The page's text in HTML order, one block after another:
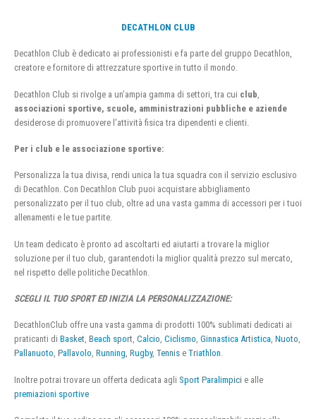
DECATHLON CLUB
Decathlon Club è dedicato ai professionisti e fa parte del gruppo Decathlon,
creatore e fornitore di attrezzature sportive in tutto il mondo.
Decathlon Club si rivolge a un’ampia gamma di settori, tra cui club
associazioni sportive, scuole, amministrazioni pubbliche e aziende
desiderose di promuovere l’attività fisica tra dipendenti e clienti.
Per i club e le associazione sportive:
Personalizza la tua divisa, rendi unica la tua squadra con il servizio esclusivo
di Decathlon. Con Decathlon Club puoi acquistare abbigliamento
personalizzato per il tuo club, oltre ad una vasta gamma di accessori per i tuoi
allenamenti e le tue partite.
Un team dedicato è pronto ad ascoltarti ed aiutarti a trovare la miglior
soluzione per il tuo club, garantendoti la miglior qualità prezzo sul mercato,
nel rispetto delle politiche Decathlon.
SCEGLI IL TUO SPORT ED INIZIA LA PERSONALIZZAZIONE:
DecathlonClub offre una vasta gamma di prodotti 100% sublimati dedicati ai
praticanti di Basket, Beach sport, Calcio, Ciclismo, Ginnastica Artistica, Nuoto,
Pallanuoto, Pallavolo, Running, Rugby, Tennis e Triathlon.
Inoltre potrai trovare un offerta dedicata agli Sport Paralimpici e alle
premiazioni sportive